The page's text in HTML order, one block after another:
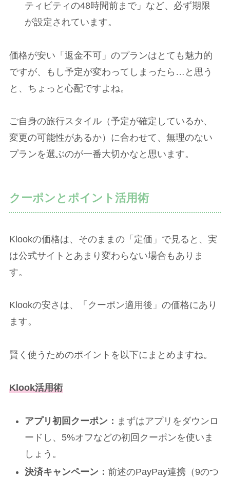
ティビティの48時間前まで」など、必ず期限
が設定されています。
価格が安い「返金不可」のプランはとても魅力的
ですが、もし予定が変わってしまったら…と思う
と、ちょっと心配ですよね。
ご自身の旅行スタイル（予定が確定しているか、
変更の可能性があるか）に合わせて、無理のない
プランを選ぶのが一番大切かなと思います。
クーポンとポイント活用術
Klookの価格は、そのままの「定価」で見ると、実
は公式サイトとあまり変わらない場合もありま
す。
Klookの安さは、「クーポン適用後」の価格にあり
ます。
賢く使うためのポイントを以下にまとめますね。
Klook活用術
アプリ初回クーポン： まずはアプリをダウンロ
ードし、5%オフなどの初回クーポンを使いま
しょう。
決済キャンペーン： 前述のPayPay連携（9のつ